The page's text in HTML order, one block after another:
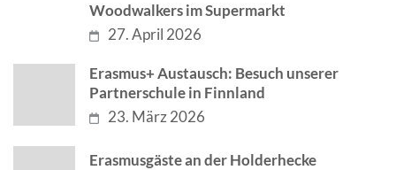
Woodwalkers im Supermarkt
27. April 2026
Erasmus+ Austausch: Besuch unserer
Partnerschule in Finnland
23. März 2026
Erasmusgäste an der Holderhecke